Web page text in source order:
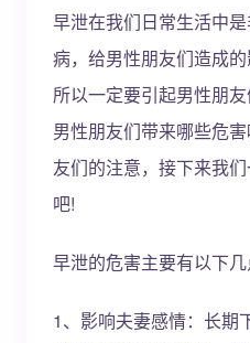
早泄在我们日常生活中
病，给男性朋友们造成的
所以一定要引起男性朋
男性朋友们带来哪些危
友们的注意，接下来我
吧!
早泄的危害主要有以下几
1、影响夫妻感情：长期